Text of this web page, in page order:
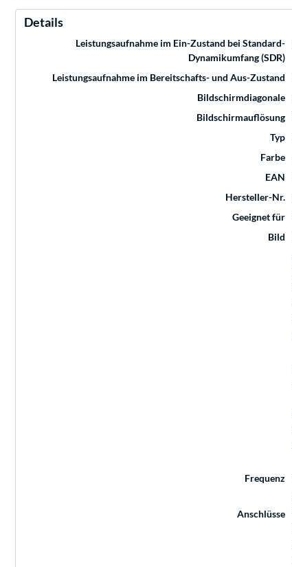
Details
Leistungsaufnahme im Ein-Zustand bei Standard-
Dynamikumfang (SDR)
Leistungsaufnahme im Bereitschafts- und Aus-Zustand
Bildschirmdiagonale
Bildschirmauflösung
Typ
Farbe
EAN
Hersteller-Nr.
Geeignet für
Bild
Frequenz
Anschlüsse